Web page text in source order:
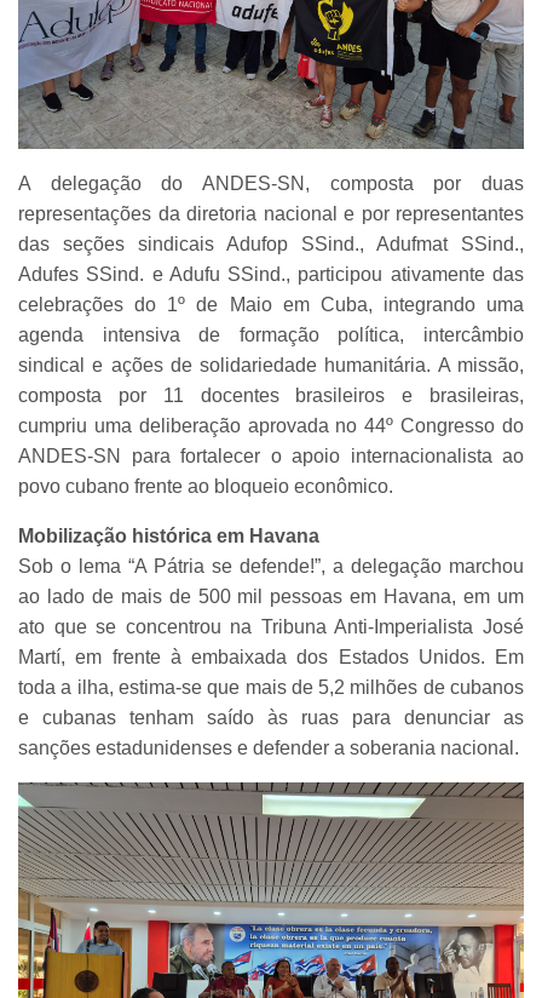
A delegação do ANDES-SN, composta por duas
representações da diretoria nacional e por representantes
das seções sindicais Adufop SSind., Adufmat SSind.,
Adufes SSind. e Adufu SSind., participou ativamente das
celebrações do 1º de Maio em Cuba, integrando uma
agenda intensiva de formação política, intercâmbio
sindical e ações de solidariedade humanitária. A missão,
composta por 11 docentes brasileiros e brasileiras,
cumpriu uma deliberação aprovada no 44º Congresso do
ANDES-SN para fortalecer o apoio internacionalista ao
povo cubano frente ao bloqueio econômico.
Mobilização histórica em Havana
Sob o lema “A Pátria se defende!”, a delegação marchou
ao lado de mais de 500 mil pessoas em Havana, em um
ato que se concentrou na Tribuna Anti-Imperialista José
Martí, em frente à embaixada dos Estados Unidos. Em
toda a ilha, estima-se que mais de 5,2 milhões de cubanos
e cubanas tenham saído às ruas para denunciar as
sanções estadunidenses e defender a soberania nacional.